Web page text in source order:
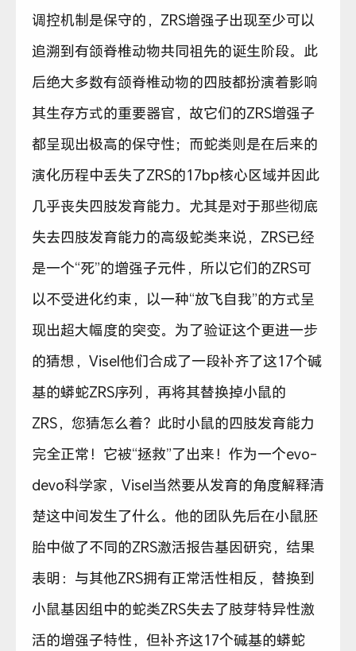
调控机制是保守的，ZRS增强子出现至少可以
追溯到有颌脊椎动物共同祖先的诞生阶段。此
后绝大多数有颌脊椎动物的四肢都扮演着影响
其生存方式的重要器官，故它们的ZRS增强子
都呈现出极高的保守性；而蛇类则是在后来的
演化历程中丢失了ZRS的17bp核心区域并因此
几乎丧失四肢发育能力。尤其是对于那些彻底
失去四肢发育能力的高级蛇类来说，ZRS已经
是一个“死”的增强子元件，所以它们的ZRS可
以不受进化约束，以一种“放飞自我”的方式呈
现出超大幅度的突变。为了验证这个更进一步
的猜想，Visel他们合成了一段补齐了这17个碱
基的蟒蛇ZRS序列，再将其替换掉小鼠的
ZRS，您猜怎么着？此时小鼠的四肢发育能力
完全正常！它被“拯救”了出来！作为一个evo-
devo科学家，Visel当然要从发育的角度解释清
楚这中间发生了什么。他的团队先后在小鼠胚
胎中做了不同的ZRS激活报告基因研究，结果
表明：与其他ZRS拥有正常活性相反，替换到
小鼠基因组中的蛇类ZRS失去了肢芽特异性激
活的增强子特性，但补齐这17个碱基的蟒蛇